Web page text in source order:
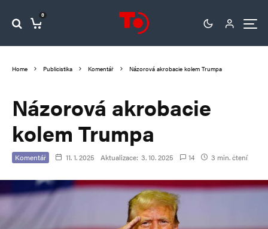
0
Home Publicistika Komentář Názorová akrobacie kolem Trumpa
Názorová akrobacie
kolem Trumpa
Komentář 11. 1. 2025 Aktualizace: 3. 10. 2025 14 3 min. čtení